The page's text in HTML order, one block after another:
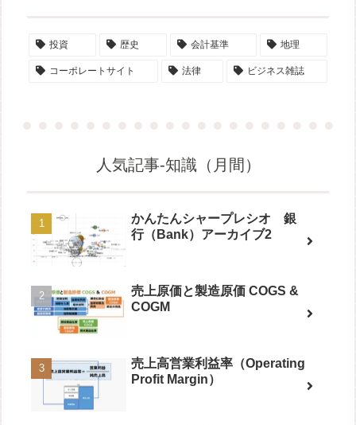
投資 歴史 会計基準 地理
コーポレートサイト 法律 ビジネス雑誌
人気記事-知識（月間）
かんたんシャープレシオ 銀
行（Bank）アーカイブ2
売上原価と製造原価 COGS &
COGM
売上高営業利益率（Operating
Profit Margin）